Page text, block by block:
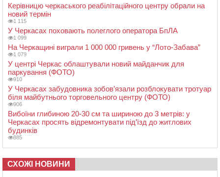
Керівницю черкаського реабілітаційного центру обрали на
новий термін
1 115
У Черкасах поховають полеглого оператора БпЛА
1 099
На Черкащині виграли 1 000 000 гривень у “Лото-Забава”
1 079
У центрі Черкас облаштували новий майданчик для
паркування (ФОТО)
910
У Черкасах забудовника зобов’язали розблокувати тротуар
біля майбутнього торговельного центру (ФОТО)
906
Вибоїни глибиною 20-30 см та шириною до 3 метрів: у
Черкасах просять відремонтувати під’їзд до житлових
будинків
885
СХОЖІ НОВИНИ